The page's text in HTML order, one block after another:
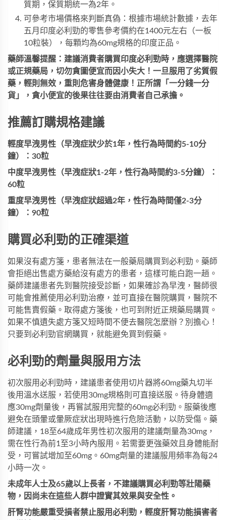
質期，保質期統一為2年。
可參考市場價格來判斷真偽：根據市場統計數據，去年
五月印度必利勁的零售參考價約在1400元左右（一板
10粒裝），每顆均為60mg規格的印度正品。
藥師溫馨提醒：建議消費者購買印度必利勁時，應選擇醫院
或正規藥局，切勿貪圖便宜而因小失大！一旦服用了劣質假
藥，輕則無效，重則危害身體健康！正所謂「一分錢一分
貨」，貪小便宜的後果往往要由消費者自己承擔。
推薦訂購規格建議
輕度早洩男性（早洩症狀少於1年，性行為時間約5-10分
鐘）：30粒
中度早洩男性（早洩症狀1-2年，性行為時間約3-5分鐘）：
60粒
重度早洩男性（早洩症狀超過2年，性行為時間僅2-3分
鐘）：90粒
購買必利勁的正確渠道
如果沒有處方箋，患者無法在一般藥局購買到必利勁。藥師
會拒絕出售處方藥給沒有處方的患者，這樣可能白跑一趟。
藥師建議患者先到醫院接受診斷，如果確診為早洩，醫師很
可能會推薦使用必利勁治療，並可直接在醫院購買，醫院不
可能售賣假藥。取得處方箋後，也可到附近正規藥局購買。
如果不慎遺失處方箋又短時間不便去醫院怎麼辦？別擔心！
只要到必利勁官網購買，就能避免買到假藥。
必利勁的劑量與服用方法
初次服用必利勁時，建議患者使用切片器將60mg藥丸切半
後用溫水送服，若使用30mg規格則可直接送服。待身體適
應30mg劑量後，再嘗試服用完整的60mg必利勁。服藥後應
避免在頭暈或暈厥症狀出現時進行危險活動，以防受傷。藥
師建議，18至64歲成年男性初次服用的建議劑量為30mg，
需在性行為前1至3小時內服用。若需要更強藥效且身體能耐
受，可嘗試增加至60mg。60mg劑量的建議服用頻率為每24
小時一次。
未成年人士及65歲以上長者，不建議購買必利勁等壯陽藥
物，因尚未在這些人群中證實其效果與安全性。
肝腎功能嚴重受損者禁止服用必利勁，輕度肝腎功能損害者